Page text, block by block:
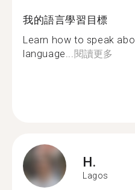
我的語言學習目標
Learn how to speak
language...閱讀更多
H.
Lagos